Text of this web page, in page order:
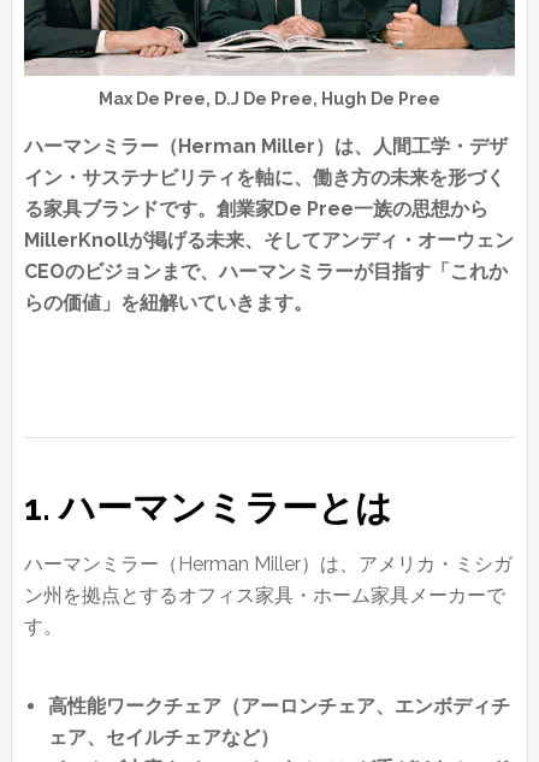
Max De Pree, D.J De Pree, Hugh De Pree
ハーマンミラー（Herman Miller）は、人間工学・デザ
イン・サステナビリティを軸に、働き方の未来を形づく
る家具ブランドです。創業家De Pree一族の思想から
MillerKnollが掲げる未来、そしてアンディ・オーウェン
CEOのビジョンまで、ハーマンミラーが目指す「これか
らの価値」を紐解いていきます。
1. ハーマンミラーとは
ハーマンミラー（Herman Miller）は、アメリカ・ミシガ
ン州を拠点とするオフィス家具・ホーム家具メーカーで
す。
高性能ワークチェア（アーロンチェア、エンボディチ
ェア、セイルチェアなど）